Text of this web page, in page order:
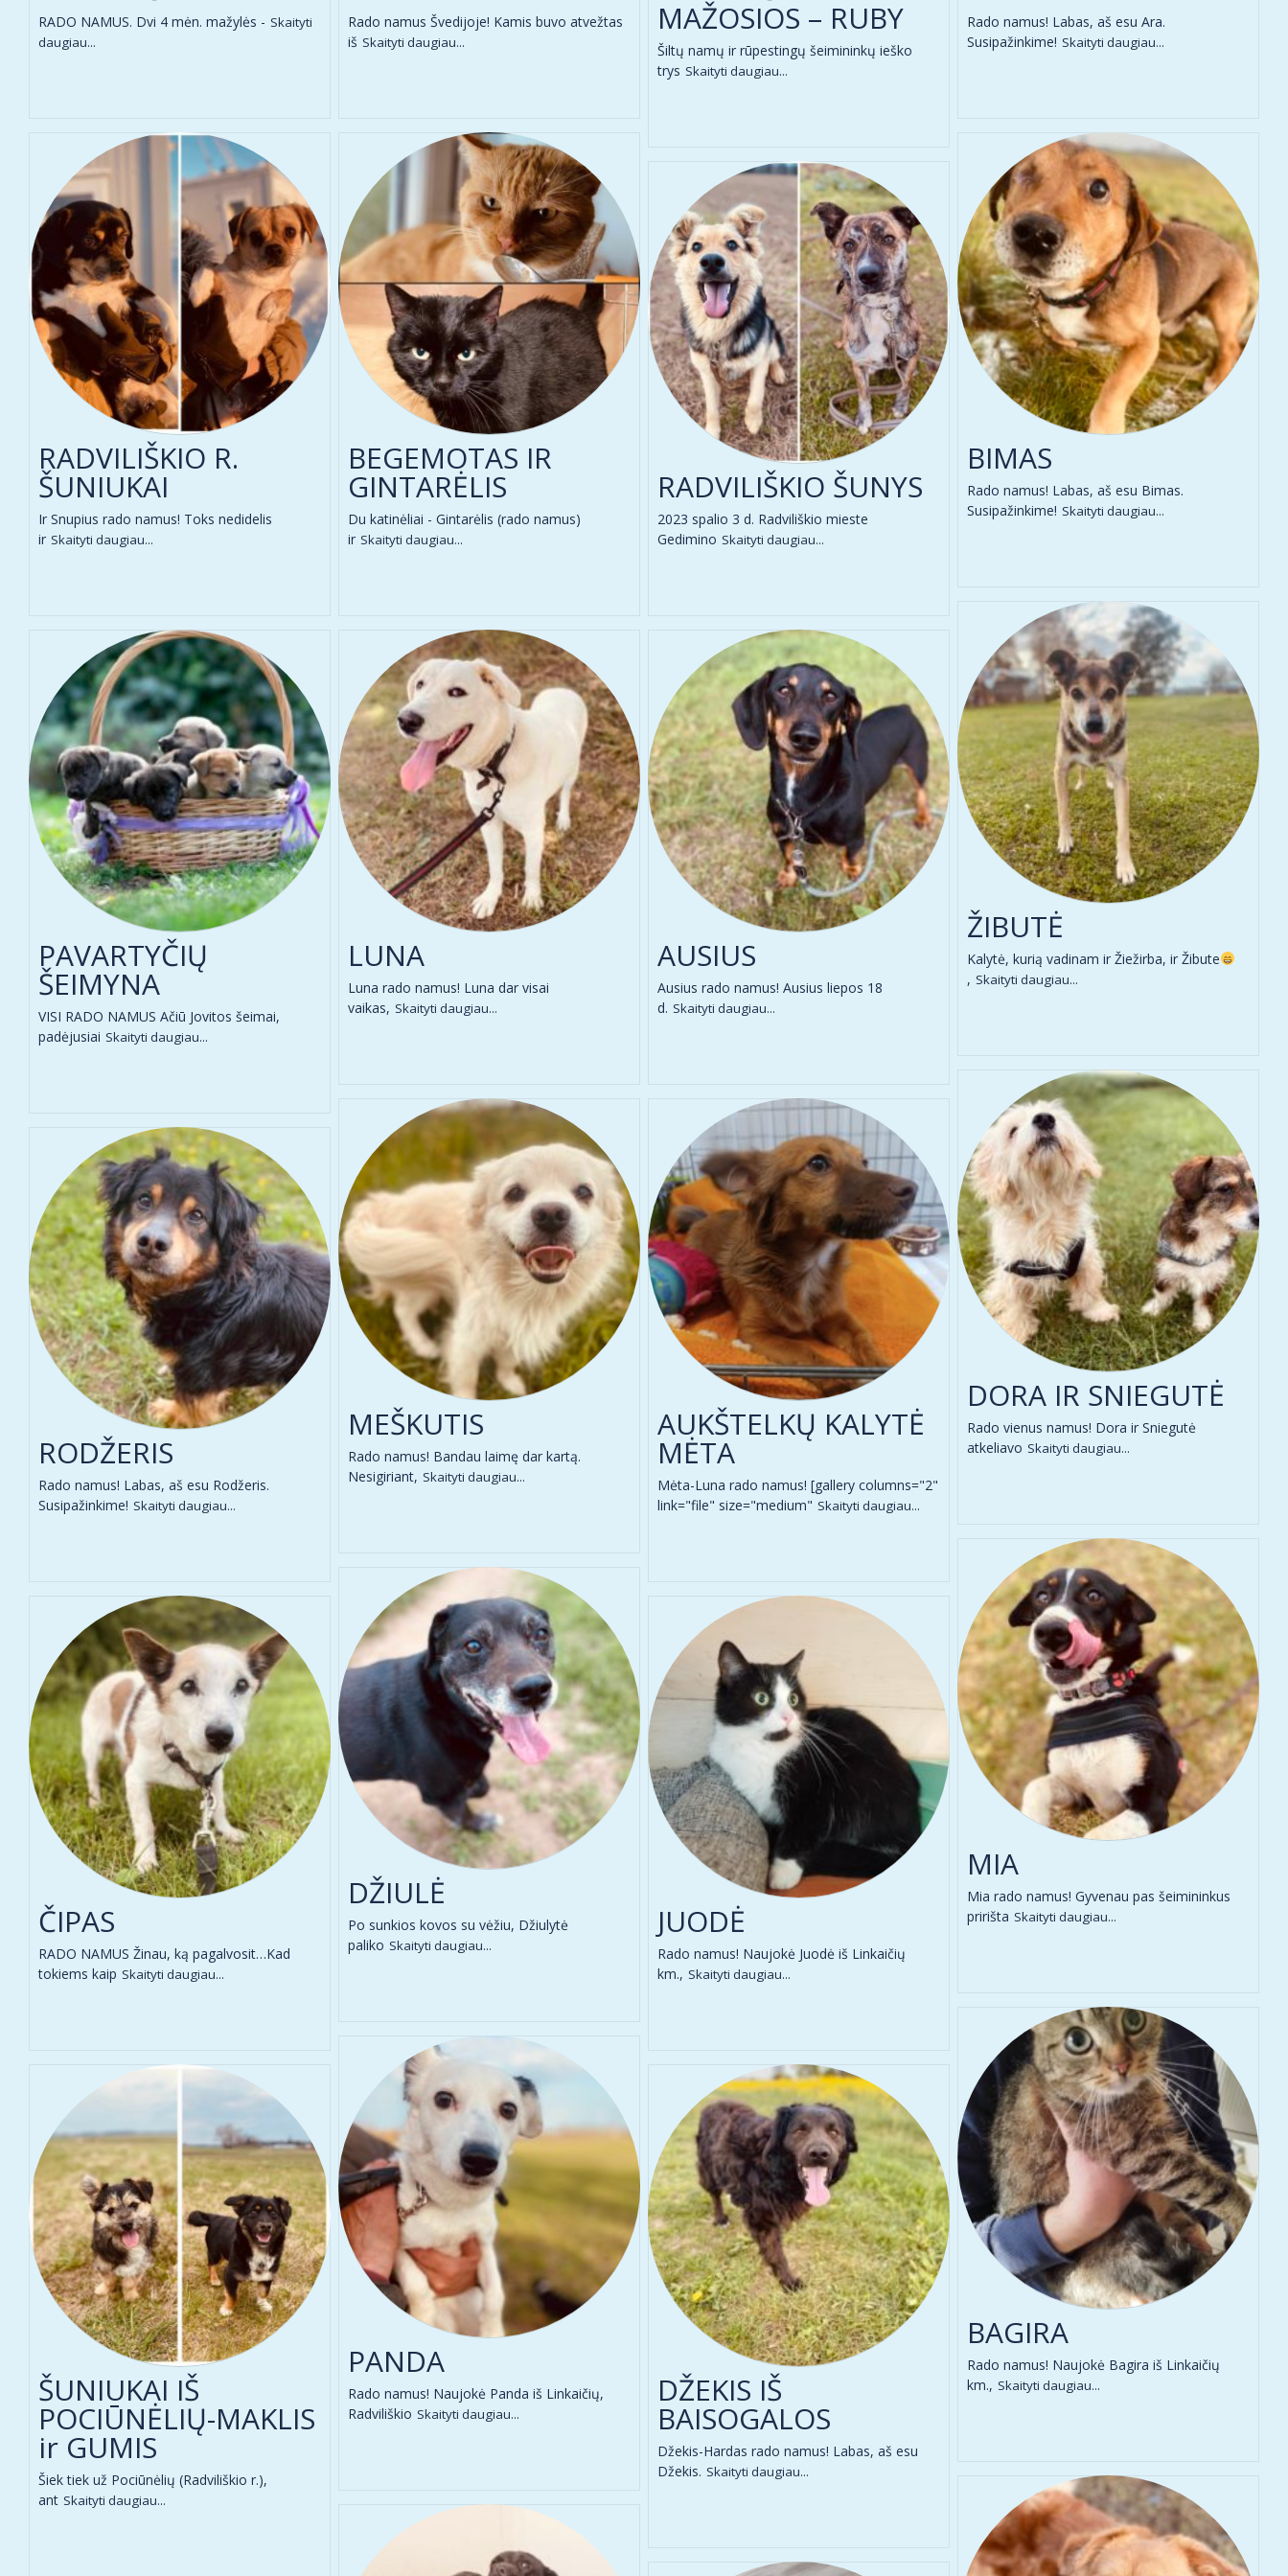
RADO NAMUS. Dvi 4 mėn. mažylės - Skaityti
daugiau...
Rado namus Švedijoje! Kamis buvo atvežtas
iš Skaityti daugiau...
MAŽOSIOS – RUBY
Šiltų namų ir rūpestingų šeimininkų ieško
trys Skaityti daugiau...
Rado namus! Labas, aš esu Ara.
Susipažinkime! Skaityti daugiau...
RADVILIŠKIO R.
ŠUNIUKAI
Ir Snupius rado namus! Toks nedidelis
ir Skaityti daugiau...
BEGEMOTAS IR
GINTARĖLIS
Du katinėliai - Gintarėlis (rado namus)
ir Skaityti daugiau...
BIMAS
Rado namus! Labas, aš esu Bimas.
Susipažinkime! Skaityti daugiau...
RADVILIŠKIO ŠUNYS
2023 spalio 3 d. Radviliškio mieste
Gedimino Skaityti daugiau...
ŽIBUTĖ
Kalytė, kurią vadinam ir Žiežirba, ir Žibute
, Skaityti daugiau...
PAVARTYČIŲ
ŠEIMYNA
VISI RADO NAMUS Ačiū Jovitos šeimai,
padėjusiai Skaityti daugiau...
LUNA
Luna rado namus! Luna dar visai
vaikas, Skaityti daugiau...
AUSIUS
Ausius rado namus! Ausius liepos 18
d. Skaityti daugiau...
DORA IR SNIEGUTĖ
Rado vienus namus! Dora ir Sniegutė
atkeliavo Skaityti daugiau...
MEŠKUTIS
Rado namus! Bandau laimę dar kartą.
Nesigiriant, Skaityti daugiau...
AUKŠTELKŲ KALYTĖ
MĖTA
Mėta-Luna rado namus! [gallery columns="2"
link="file" size="medium" Skaityti daugiau...
RODŽERIS
Rado namus! Labas, aš esu Rodžeris.
Susipažinkime! Skaityti daugiau...
MIA
Mia rado namus! Gyvenau pas šeimininkus
pririšta Skaityti daugiau...
DŽIULĖ
Po sunkios kovos su vėžiu, Džiulytė
paliko Skaityti daugiau...
ČIPAS
RADO NAMUS Žinau, ką pagalvosit…Kad
tokiems kaip Skaityti daugiau...
JUODĖ
Rado namus! Naujokė Juodė iš Linkaičių
km., Skaityti daugiau...
BAGIRA
Rado namus! Naujokė Bagira iš Linkaičių
km., Skaityti daugiau...
PANDA
Rado namus! Naujokė Panda iš Linkaičių,
Radviliškio Skaityti daugiau...
ŠUNIUKAI IŠ
POCIŪNĖLIŲ-MAKLIS
ir GUMIS
Šiek tiek už Pociūnėlių (Radviliškio r.),
ant Skaityti daugiau...
DŽEKIS IŠ
BAISOGALOS
Džekis-Hardas rado namus! Labas, aš esu
Džekis. Skaityti daugiau...